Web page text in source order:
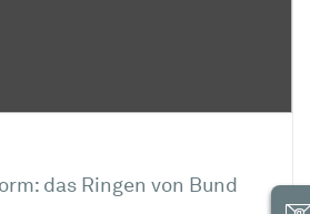
das Ringen von Bund